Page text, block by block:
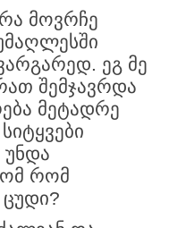
მოვრჩე
ეგ მე
შემჯავრდა
მეტადრე
რომ